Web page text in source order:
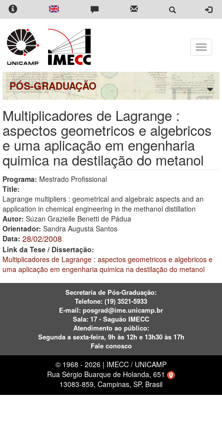
Pular
para
conteúdo
principal
Toggle
PÓS-GRADUAÇÃO
Multiplicadores de Lagrange :
aspectos geometricos e algebricos
e uma aplicação em engenharia
quimica na destilação do metanol
Programa: Mestrado Profissional
Title:
Lagrange multipliers : geometrical and algebraic aspects and an
application in chemical engineering in the methanol distillation
Autor: Súzan Grazielle Benetti de Pádua
Orientador: Sandra Augusta Santos
Data: 28/02/2008
Link da Tese / Dissertação:
Multiplicadores de Lagrange : aspectos geometricos e algebricos e
uma aplicação em engenharia quimica na destilação do metanol
Secretaria de Pós-Graduação:
Telefone: (19) 3521-5933
E-mail: posgrad@ime.unicamp.br
Sala: 17 - Saguão IMECC
Atendimento ao público:
Segunda a sexta-feira, 9h às 12h e 13h30 às 17h
Fale conosco
© 1968 - 2026 | IMECC / UNICAMP
Rua Sérgio Buarque de Holanda, 651
13083-859, Campinas, SP, Brasil